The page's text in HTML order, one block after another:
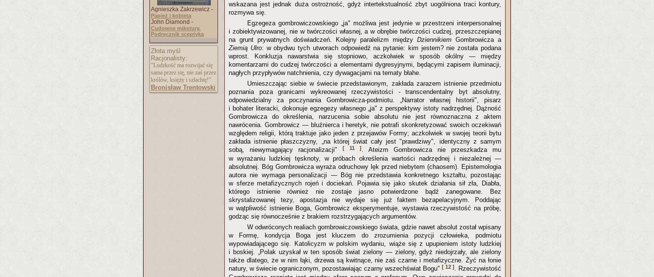
Agnieszka Zakrzewicz -
Papież i kobieta
John Diamond -
Cudowne mikstury.
Podręcznik sceptyka
Złota myśl
Racjonalisty:
"Ludzkość ma rozwijać się
sama przez się, nie zaś przez
królów, księży i szlachtę!"
Bronisław Trentowski
wskazana jest jednak duża ostrożność, gdyż intertekstualność zbyt uogólniona traci kontury,
rozmywa się.
Egzegeza gombrowiczowskiego „ja" możliwa jest jedynie w przestrzeni interpersonalnej
i zobiektywizowanej, nie w twórczości własnej, a w obrębie twórczości cudzej, przeszczepianej
na grunt prywatnych doświadczeń. Kolejny paralelizm międzyDziennikiem Gombrowicza a
Ziemią Ulro: w obydwu tych utworach odpowiedź na pytanie: kim jestem? nie została podana
wprost. Konkluzja nawarstwia się stopniowo, aczkolwiek w sposób okólny — między
komentarzami do cudzej twórczości a elementami dygresyjnymi, będącymi zapisem iluminacji,
nagłych przypływów natchnienia, czy dywagacjami na tematy błahe.
Umieszczając siebie w świecie przedstawionym, zakłada zarazem istnienie przedmiotu
poznania poza granicami wykreowanej rzeczywistości - transcendentalny byt absolutny,
odpowiedzialny za poczynania Gombrowicza-podmiotu. „Narrator własnej historii", pisarz
i bohater literacki, dokonuje egzegezy własnego „ja" z perspektywy istoty nadrzędnej. Dążność
Gombrowicza do określenia, narzucenia sobie absolutu nie jest równoznaczna z aktem
nawrócenia. Gombrowicz — bluźnierca i heretyk, nie potrafi skonkretyzować swoich oczekiwań
względem religii, którą traktuje jako jeden z przejawów Formy; aczkolwiek w swojej teorii bytu
zakłada istnienie płaszczyzny, „na której świat cały jest "prawdziwy", identyczny z samym
sobą, niewymagający racjonalizacji"
[ 11 ] . Ateizm Gombrowicza nie przeszkadza mu
w wyrażaniu ludzkiej tęsknoty, w próbach określenia wartości nadrzędnej i niezależnej —
absolutnej. Bóg Gombrowicza wyraża odruchowy lęk przed niebytem (chaosem). Epistemologia
autora nie wymaga personalizacji — Bóg nie przedstawia konkretnego kształtu, pozostając
w sferze metafizycznych rojeń i dociekań. Pojawia się jako skutek działania sił zła, Diabła,
którego istnienie również nie zostaje jasno potwierdzone bądź zanegowane. Bez
skrystalizowanej tezy, apostazja nie wydaje się już faktem bezapelacyjnym. Poddając
w wątpliwość istnienie Boga, Gombrowicz eksperymentuje, wystawia rzeczywistość na próbę,
godząc się równocześnie z brakiem rozstrzygających argumentów.
W odwróconych realiach gombrowiczowskiego świata, gdzie nawet absolut został wpisany
w Formę, kondycja Boga jest kluczem do zrozumienia pozycji człowieka, podmiotu
wypowiadającego się. Katolicyzm w polskim wydaniu, wiąże się z upupieniem istoty ludzkiej
i boskiej. „Polak uzyskał w ten sposób świat zielony — zielony, gdyż niedojrzały, ale zielony
także dlatego, że w nim łąki, drzewa są kwitnące, nie zaś czarne i metafizyczne. Żyć na łonie
natury, w świecie ograniczonym, pozostawiając czarny wszechświat Bogu" [ 12 ] . Rzeczywistość